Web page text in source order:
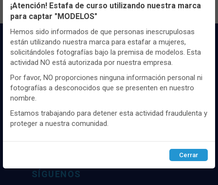
Distribuidor y mayorista textil de las mejores
marcaas de ropa y complementos del
mercado, marcas tanto nacionales como
experiencia como proveedor de los mejores
SÍGUENOS
Utilizamos cookies propias y de terceros, de sesión o
persistentes, para hacer funcionar de manera segura nuestra
página web y personalizar su contenido.
Igualmente, utilizamos cookies para medir y obtener datos de
la navegación que realizas y para ajustar el contenido a tus
gustos y preferencias.
Puedesconfigurary aceptar el uso de cookies a tu gusto.
Para obtener más información visita nuestra
cookies .
Configurar Rechazar ACEPTAR
¡Atención! Estafa de curso utilizando nuestra marca
para captar "MODELOS"
Hemos sido informados de que personas inescrupulosas
están utilizando nuestra marca para estafar a mujeres,
solicitándoles fotografías bajo la premisa de modelos. Esta
actividad NO está autorizada por nuestra empresa.
Por favor, NO proporciones ninguna información personal ni
fotografías a desconocidos que se presenten en nuestro
nombre.
Estamos trabajando para detener esta actividad fraudulenta y
proteger a nuestra comunidad.
Cerrar